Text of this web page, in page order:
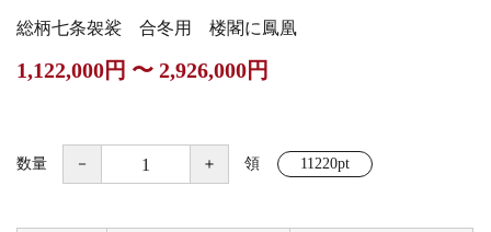
コート・雨具
欄間・障子・襖・翠
簾
総柄七条袈裟 合冬用 楼閣に鳳凰
1,122,000円 〜 2,926,000円
数量 － ＋ 領 11220pt